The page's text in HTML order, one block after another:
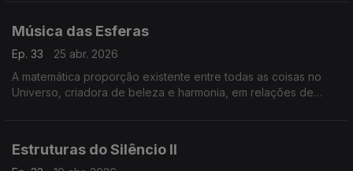
Música das Esferas
Ep. 33
25 abr. 2026
A matemática proporção existente entre todas as coisas no
Universo, criadora de beleza e harmonia, em relações de
Estruturas do Silêncio II